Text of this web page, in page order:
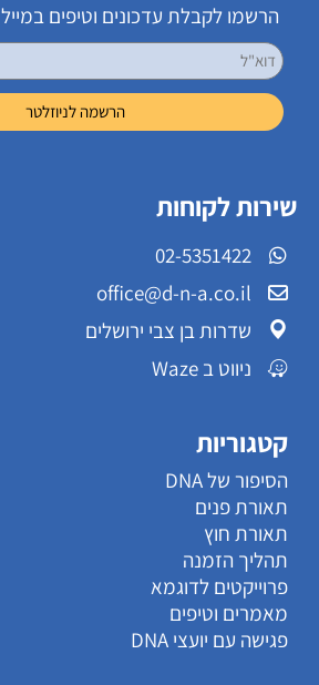
הרשמו לקבלת עדכונים וטיפים במייל
שירות לקוחות
02-5351422
office@d-n-a.co.il
שדרות בן צבי ירושלים
ניווט ב Waze
קטגוריות
הסיפור של DNA
תאורת פנים
תאורת חוץ
תהליך הזמנה
פרוייקטים לדוגמא
מאמרים וטיפים
פגישה עם יועצי DNA